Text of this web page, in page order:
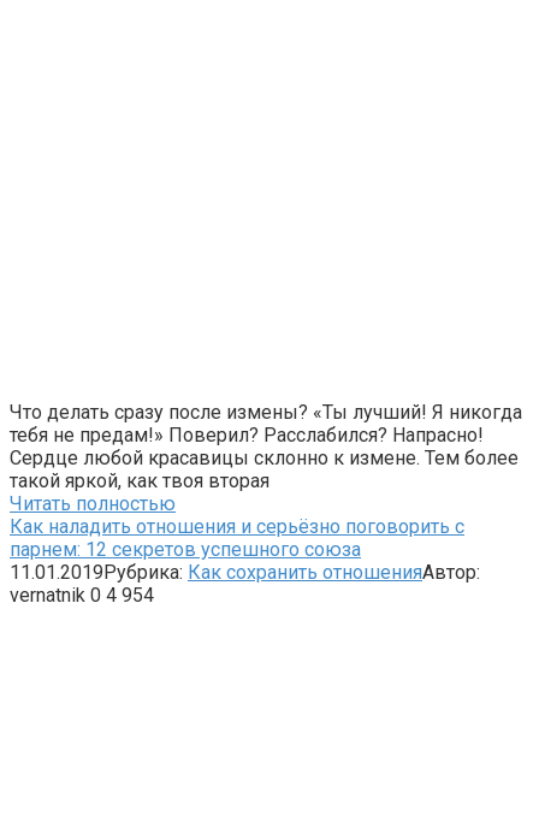
Что делать сразу после измены? «Ты лучший! Я никогда
тебя не предам!» Поверил? Расслабился? Напрасно!
Сердце любой красавицы склонно к измене. Тем более
такой яркой, как твоя вторая
Читать полностью
Как наладить отношения и серьёзно поговорить с
парнем: 12 секретов успешного союза
11.01.2019Рубрика: Как сохранить отношенияАвтор:
vernatnik 0 4 954